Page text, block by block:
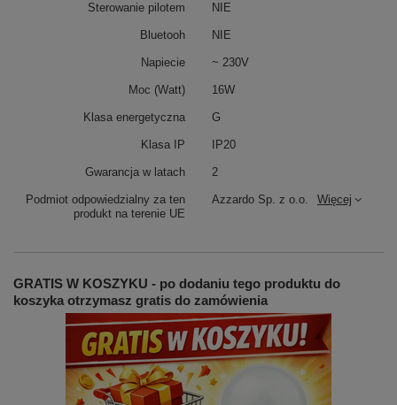
Podmiot odpowiedzialny za ten
produkt na terenie UE
Azzardo Sp. z o.o. Więcej
Sterowanie pilotem NIE
Bluetooh NIE
Napiecie ~ 230V
Moc (Watt) 16W
Klasa energetyczna G
Klasa IP IP20
Gwarancja w latach 2
GRATIS W KOSZYKU - po dodaniu tego produktu do
koszyka otrzymasz gratis do zamówienia